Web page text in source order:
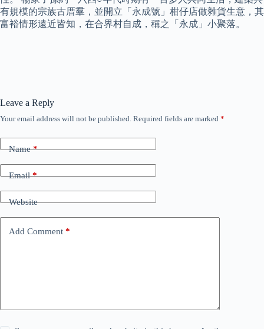
有規模的宗族古厝羣，並開立「永成號」柑仔店做雜貨生意，其
富裕情形遠近皆知，在合界村自成，稱之「永成」小聚落。
Leave a Reply
Your email address will not be published. Required fields are marked *
Name*
Email*
Website
Add Comment *